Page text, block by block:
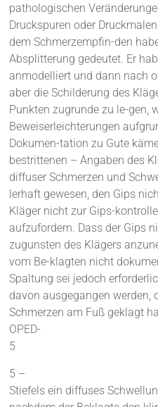
pathologischen
Druckspuren oder
dem Schmerzempfin-den
Absplitterung gedeutet. Er
anmodelliert und dann nach
aber die Schilderung des
Punkten zugrunde zu le-gen,
Beweiserleichterungen
Dokumen-tation zu Gute
bestrittenen – Angaben des
diffuser Schmerzen und
lerhaft gewesen, den Gips
Kläger nicht zur Gips-
aufzufordern. Dass der Gips
zugunsten des Klägers
vom Be-klagten nicht
Spaltung sei jedoch
davon ausgegangen werden,
Schmerzen am Fuß geklagt
OPED-
5
5 –
Stiefels ein diffuses